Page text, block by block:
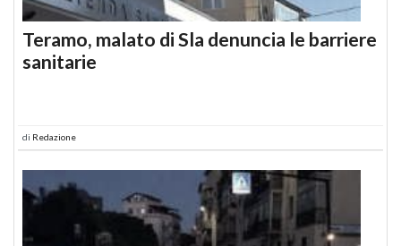
Teramo, malato di Sla denuncia le barriere
sanitarie
di Redazione